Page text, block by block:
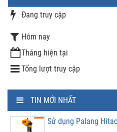
Đang truy cập
Hôm nay
Tháng hiện tại
Tổng lượt truy cập
TIN MỚI NHẤT
Sử dụng Palang